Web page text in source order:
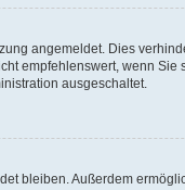
angemeldet. Dies
empfehlenswert, wenn
ausgeschaltet.
bleiben. Außerdem